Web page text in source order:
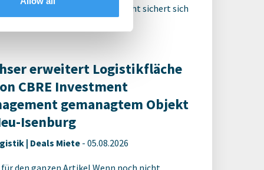
holsteinischen Geesthacht sichert sich
erweitert Logistikfläche
CBRE Investment
gemanagtem Objekt
Isenburg
| Deals Miete - 05.08.2026
den ganzen Artikel Wenn noch nicht